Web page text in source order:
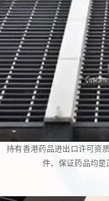
持有香港药品进出口许可资
件，保证药品均是